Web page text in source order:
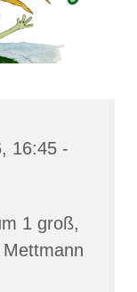
16:45 -
1 groß,